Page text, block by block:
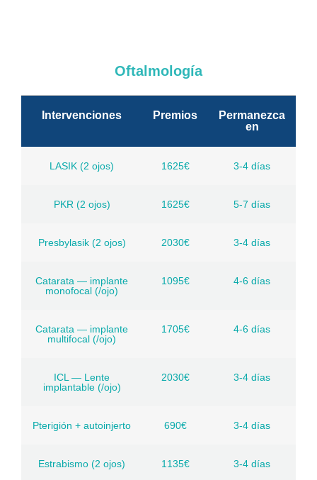
Oftalmología
Intervenciones Premios
Permanezca
en
LASIK (2 ojos) 1625€ 3-4 días
PKR (2 ojos) 1625€ 5-7 días
Presbylasik (2 ojos) 2030€ 3-4 días
Catarata — implante
monofocal (/ojo)
1095€ 4-6 días
Catarata — implante
multifocal (/ojo)
1705€ 4-6 días
ICL — Lente
implantable (/ojo)
2030€ 3-4 días
Pterigión + autoinjerto 690€ 3-4 días
Estrabismo (2 ojos) 1135€ 3-4 días